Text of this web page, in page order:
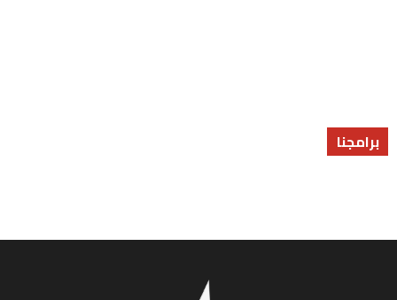
برامجنا
برامجنا
برامجنا